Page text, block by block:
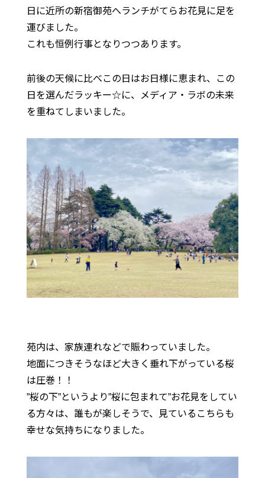
日に近所の新宿御苑へランチがてらお花見に足を
運びました。
これも恒例行事となりつつあります。
前後の天候に比べこの日はお日様に恵まれ、この
日を選んだラッキー☆に、メディア・ラボの未来
を重ねてしまいました。
苑内は、家族連れなどで賑わっていました。
地面につきそうなほど大きく垂れ下がっている桜
は圧巻！！
”桜の下”というより”桜に包まれて”お花見をしてい
る方々は、誰もが楽しそうで、見ているこちらも
幸せな気持ちになりました。